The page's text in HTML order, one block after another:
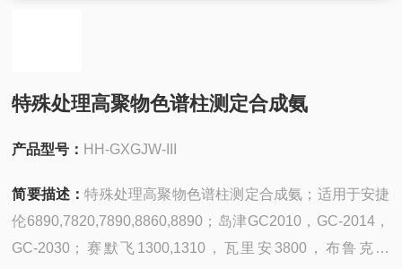
特殊处理高聚物色谱柱测定合成氨
产品型号： HH-GXGJW-III
简要描述：特殊处理高聚物色谱柱测定合成氨；适用于安捷
伦6890,7820,7890,8860,8890；岛津GC2010，GC-2014，
GC-2030；赛默飞1300,1310，瓦里安3800，布鲁克，